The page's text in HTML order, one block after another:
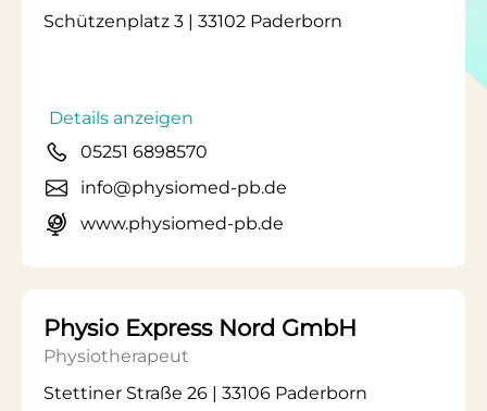
Schützenplatz 3 | 33102 Paderborn
Details anzeigen
05251 6898570
info@physiomed-pb.de
www.physiomed-pb.de
Physio Express Nord GmbH
Physiotherapeut
Stettiner Straße 26 | 33106 Paderborn